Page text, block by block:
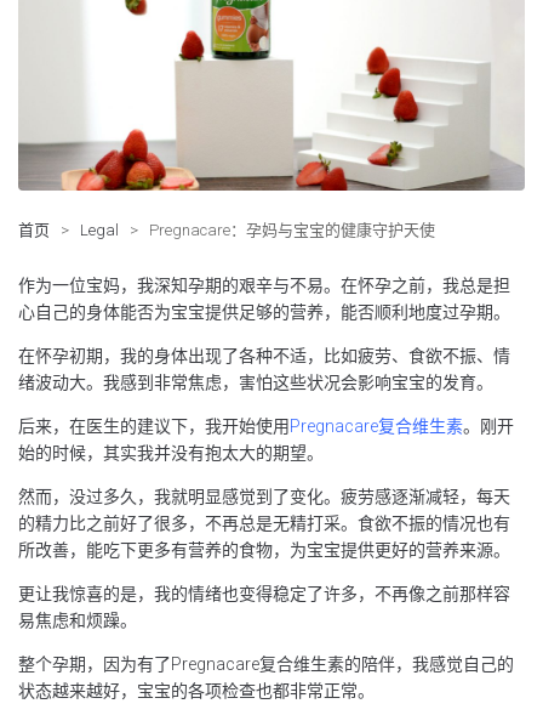
首页 > Legal > Pregnacare：孕妈与宝宝的健康守护天使
作为一位宝妈，我深知孕期的艰辛与不易。在怀孕之前，我总是担
心自己的身体能否为宝宝提供足够的营养，能否顺利地度过孕期。
在怀孕初期，我的身体出现了各种不适，比如疲劳、食欲不振、情
绪波动大。我感到非常焦虑，害怕这些状况会影响宝宝的发育。
后来，在医生的建议下，我开始使用Pregnacare复合维生素。刚开
始的时候，其实我并没有抱太大的期望。
然而，没过多久，我就明显感觉到了变化。疲劳感逐渐减轻，每天
的精力比之前好了很多，不再总是无精打采。食欲不振的情况也有
所改善，能吃下更多有营养的食物，为宝宝提供更好的营养来源。
更让我惊喜的是，我的情绪也变得稳定了许多，不再像之前那样容
易焦虑和烦躁。
整个孕期，因为有了Pregnacare复合维生素的陪伴，我感觉自己的
状态越来越好，宝宝的各项检查也都非常正常。